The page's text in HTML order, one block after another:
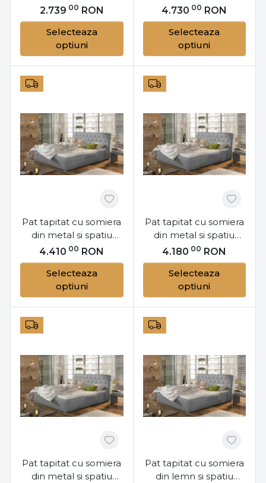
pentru depozitare,
140x200 cm Rosano
L14, Eltap
2.739 00 RON
Selecteaza
optiuni
pentru depozitare,
200x200 cm, Milano
M201, Eltap
4.730 00 RON
Selecteaza
optiuni
Pat tapitat cu somiera
din metal si spatiu
pentru depozitare,
180x200 cm, Milano
M181, Eltap
4.410 00 RON
Selecteaza
optiuni
Pat tapitat cu somiera
din metal si spatiu
pentru depozitare,
160x200 cm, Milano
M161, Eltap
4.180 00 RON
Selecteaza
optiuni
Pat tapitat cu somiera
din metal si spatiu
Pat tapitat cu somiera
din lemn si spatiu